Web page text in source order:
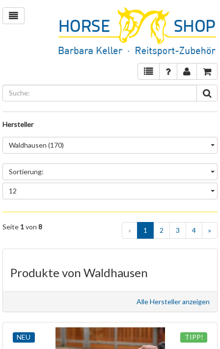
Hersteller
Waldhausen (170)
Sortierung:
12
Seite 1von 8 « 1 2 3 4 »
Produkte von Waldhausen
Alle Hersteller anzeigen
NEU TIPP!